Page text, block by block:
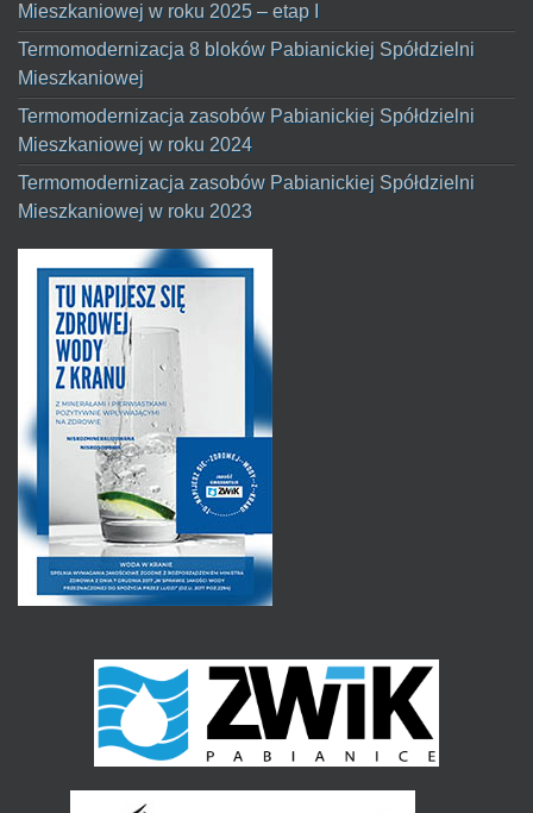
Mieszkaniowej w roku 2025 – etap I
Termomodernizacja 8 bloków Pabianickiej Spółdzielni
Mieszkaniowej
Termomodernizacja zasobów Pabianickiej Spółdzielni
Mieszkaniowej w roku 2024
Termomodernizacja zasobów Pabianickiej Spółdzielni
Mieszkaniowej w roku 2023